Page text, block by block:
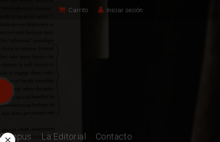
Carrito Iniciar sesión
La Editorial Contacto